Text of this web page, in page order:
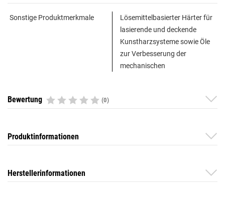
Sonstige Produktmerkmale
Lösemittelbasierter Härter für
lasierende und deckende
Kunstharzsysteme sowie Öle
zur Verbesserung der
mechanischen
Bewertung (0)
Produktinformationen
Herstellerinformationen